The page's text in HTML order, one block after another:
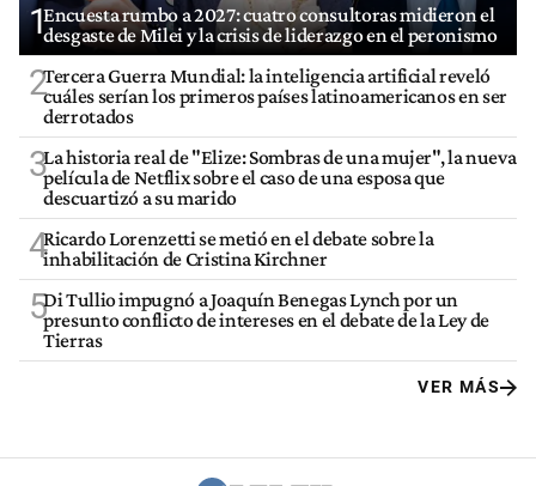
1Encuesta rumbo a 2027: cuatro consultoras midieron el
desgaste de Milei y la crisis de liderazgo en el peronismo
2Tercera Guerra Mundial: la inteligencia artificial reveló
cuáles serían los primeros países latinoamericanos en ser
derrotados
3La historia real de "Elize: Sombras de una mujer", la nueva
película de Netflix sobre el caso de una esposa que
descuartizó a su marido
4Ricardo Lorenzetti se metió en el debate sobre la
inhabilitación de Cristina Kirchner
5Di Tullio impugnó a Joaquín Benegas Lynch por un
presunto conflicto de intereses en el debate de la Ley de
Tierras
VER MÁS